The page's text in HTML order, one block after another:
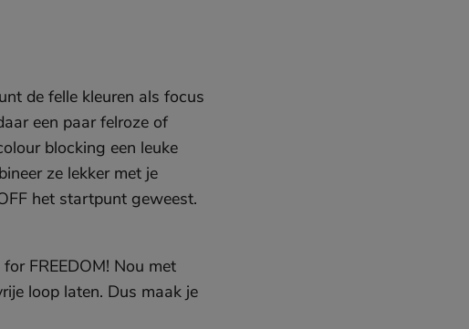
de felle kleuren als focus
een paar felroze of
blocking een leuke
ze lekker met je
het startpunt geweest.
FREEDOM! Nou met
loop laten. Dus maak je